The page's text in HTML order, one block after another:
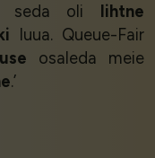
seda oli lihtne
luua. Queue-Fair
osaleda meie
.’